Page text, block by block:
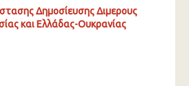
Δημοσίευσης Διμερους
και Ελλάδας-Ουκρανίας